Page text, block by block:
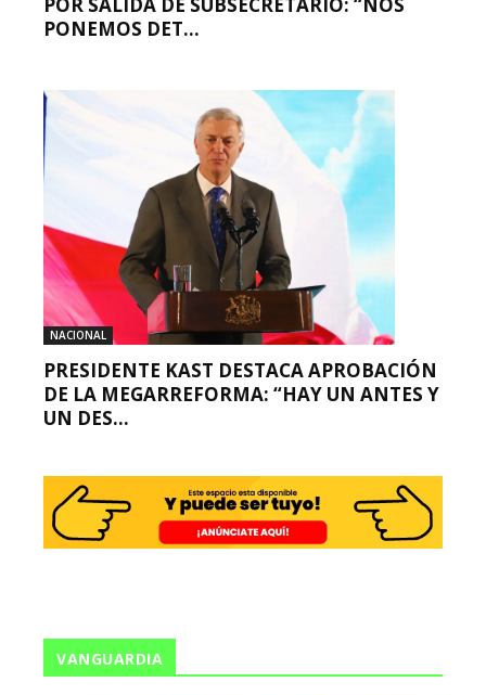
PONEMOS DET...
NACIONAL
PRESIDENTE KAST DESTACA APROBACIÓN
DE LA MEGARREFORMA: “HAY UN ANTES Y
UN DES...
VANGUARDIA